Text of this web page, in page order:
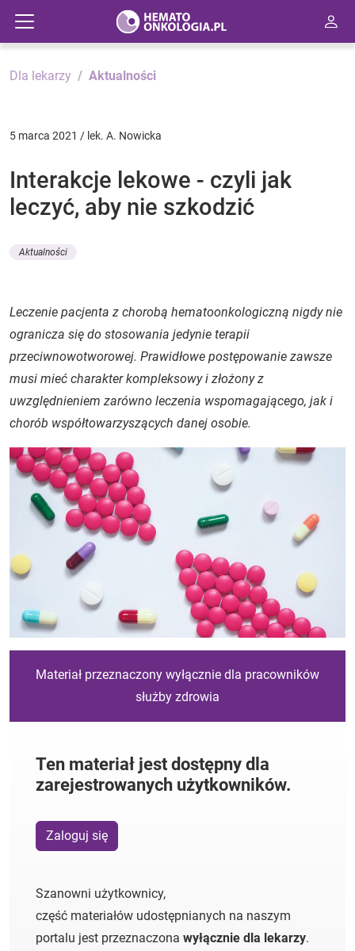
Dla lekarzy Aktualności
5 marca 2021 / lek. A. Nowicka
Interakcje lekowe - czyli jak
leczyć, aby nie szkodzić
Aktualności
Leczenie pacjenta z chorobą hematoonkologiczną nigdy nie
ogranicza się do stosowania jedynie terapii
przeciwnowotworowej. Prawidłowe postępowanie zawsze
musi mieć charakter kompleksowy i złożony z
uwzględnieniem zarówno leczenia wspomagającego, jak i
chorób współtowarzyszących danej osobie.
Materiał przeznaczony wyłącznie dla pracowników
służby zdrowia
Ten materiał jest dostępny dla
zarejestrowanych użytkowników.
Zaloguj się
Szanowni użytkownicy,
część materiałów udostępnianych na naszym
portalu jest przeznaczona wyłącznie dla lekarzy.